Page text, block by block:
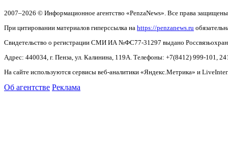
2007–2026 © Информационное агентство «PenzaNews». Все права
При цитировании материалов гиперссылка на https://penzanews.ru
Свидетельство о регистрации СМИ ИА №ФС77-31297 выдано
Адрес: 440034, г. Пенза, ул. Калинина, 119А. Телефоны: +7(8412) 999-101,
На сайте используются сервисы веб-аналитики «Яндекс.Метрика» и
Об агентстве Реклама